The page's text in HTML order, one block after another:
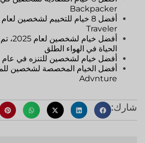
Backpacker
Traveler
أفضل
الحياة في الهواء الطلق
أفضل خيام لشخصين للتنزه في عام 2025 – مجلة TGO
أفضل الخيام المخصصة لشخصين
Advnture
شارك: